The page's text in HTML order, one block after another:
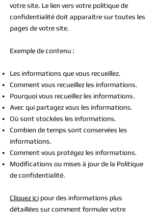
votre site. Le lien vers votre politique de
confidentialité doit apparaître sur toutes les
pages de votre site.
Exemple de contenu :
Les informations que vous recueillez.
Comment vous recueillez les informations.
Pourquoi vous recueillez les informations.
Avec qui partagez vous les informations.
Où sont stockées les informations.
Combien de temps sont conservées les
informations.
Comment vous protégez les informations.
Modifications ou mises à jour de la Politique
de confidentialité.
Cliquez ici pour des informations plus
détaillées sur comment formuler votre